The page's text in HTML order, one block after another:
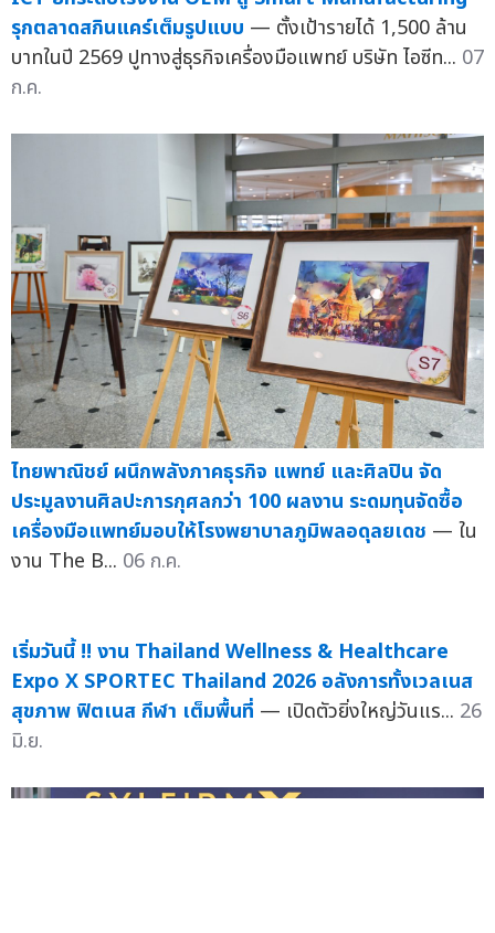
รุกตลาดสกินแคร์เต็มรูปแบบ — ตั้งเป้ารายได้ 1,500 ล้าน
บาทในปี 2569 ปูทางสู่ธุรกิจเครื่องมือแพทย์ บริษัท ไอซีท... 07
ก.ค.
ไทยพาณิชย์ ผนึกพลังภาคธุรกิจ แพทย์ และศิลปิน จัด
ประมูลงานศิลปะการกุศลกว่า 100 ผลงาน ระดมทุนจัดซื้อ
เครื่องมือแพทย์มอบให้โรงพยาบาลภูมิพลอดุลยเดช — ใน
งาน The B... 06 ก.ค.
เริ่มวันนี้ !! งาน Thailand Wellness & Healthcare
Expo X SPORTEC Thailand 2026 อลังการทั้งเวลเนส
สุขภาพ ฟิตเนส กีฬา เต็มพื้นที่ — เปิดตัวยิ่งใหญ่วันแร... 26
มิ.ย.